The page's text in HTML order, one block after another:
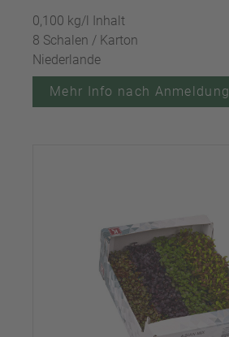
0,100 kg/l Inhalt
8 Schalen / Karton
Niederlande
Mehr Info nach Anmeldung